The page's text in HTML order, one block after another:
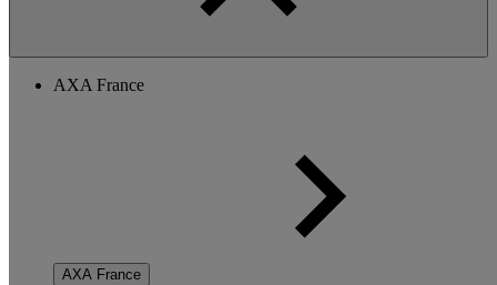
AXA France
AXA France